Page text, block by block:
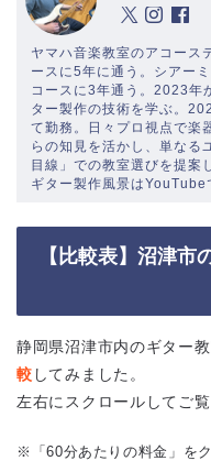
ヤマハ音楽教室のアコース
ースに5年に通う。シアー
コースに3年通う。2023年
ター製作の技術を学ぶ。
て勤務。日々プロ視点で楽
らの知見を活かし、単なる
目線」での教室選びを提案
ギター製作風景は
【比較表】沼津市
静岡県沼津市内のギター
較 してみました。
左右にスクロールしてご覧
※「60分あたりの料金」を